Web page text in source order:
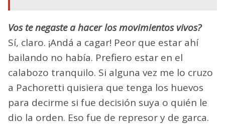
Vos te negaste a hacer los movimientos vivos?
Sí, claro. ¡Andá a cagar! Peor que estar ahí
bailando no había. Prefiero estar en el
calabozo tranquilo. Si alguna vez me lo cruzo
a Pachoretti quisiera que tenga los huevos
para decirme si fue decisión suya o quién le
dio la orden. Eso fue de represor y de garca.